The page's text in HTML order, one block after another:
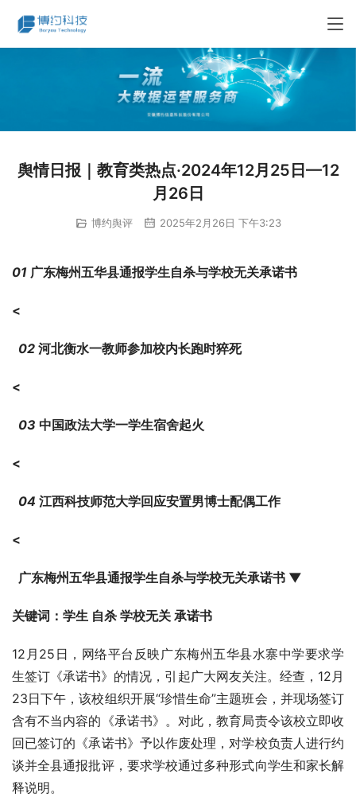
舆情日报｜教育类热点·2024年12月25日—12
月26日
博约舆评 2025年2月26日 下午3:23
01 广东梅州五华县通报学生自杀与学校无关承诺书
<
02 河北衡水一教师参加校内长跑时猝死
<
03 中国政法大学一学生宿舍起火
<
04 江西科技师范大学回应安置男博士配偶工作
<
广东梅州五华县通报学生自杀与学校无关承诺书 ▼
关键词： 学生 自杀 学校无关 承诺书
12月25日，网络平台反映广东梅州五华县水寨中学要求学
生签订《承诺书》的情况，引起广大网友关注。经查，12月
23日下午，该校组织开展“珍惜生命”主题班会，并现场签订
含有不当内容的《承诺书》。对此，教育局责令该校立即收
回已签订的《承诺书》予以作废处理，对学校负责人进行约
谈并全县通报批评，要求学校通过多种形式向学生和家长解
释说明。